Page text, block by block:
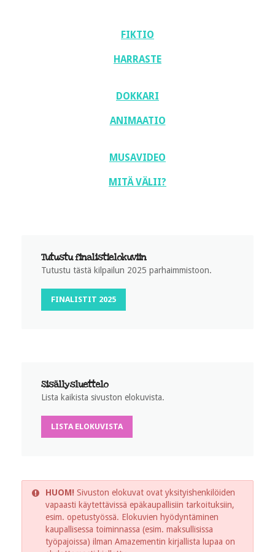
FIKTIO
HARRASTE
DOKKARI
ANIMAATIO
MUSAVIDEO
MITÄ VÄLII?
Tutustu finalistielokuviin
Tutustu tästä kilpailun 2025 parhaimmistoon.
FINALISTIT 2025
Sisällysluettelo
Lista kaikista sivuston elokuvista.
LISTA ELOKUVISTA
HUOM! Sivuston elokuvat ovat yksityishenkilöiden
vapaasti käytettävissä epäkaupallisiin tarkoituksiin,
esim. opetustyössä. Elokuvien hyödyntäminen
kaupallisessa toiminnassa (esim. maksullisissa
työpajoissa) ilman Amazementin kirjallista lupaa on